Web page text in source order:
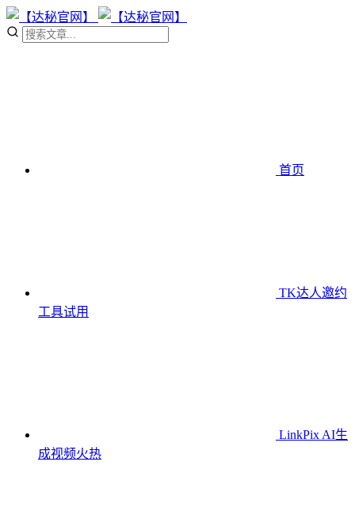
首页
TK达人邀约
工具试用
LinkPix AI生
成视频火热